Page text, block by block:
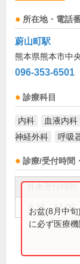
所在地・電話
蔚山町駅
熊本県熊本市中
096-353-6501
診療科目
内科 血液内科
神経外科
呼吸
診療/受付時間
8:15～11:00
お盆(8月中
に必ず医療